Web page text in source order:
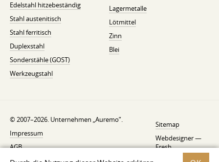
Edelstahl hitzebeständig
Stahl austenitisch
Stahl ferritisch
Duplexstahl
Sonderstähle (GOST)
Werkzeugstahl
Lagermetalle
Lötmittel
Zinn
Blei
© 2007–2026. Unternehmen „Auremo”.
Impressum
AGB
Sitemap
Webdesigner —
Fresh